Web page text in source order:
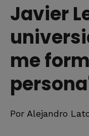
Javier
me
Por Alejandro